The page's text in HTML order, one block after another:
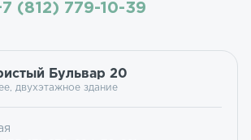
(812) 779-10-39
Бульвар 20
двухэтажное здание